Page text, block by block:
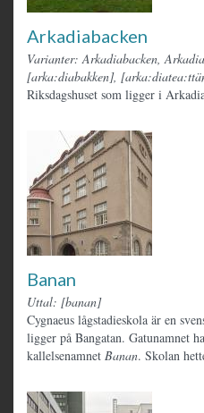
Arkadiabacken
Varianter: Arkadiabacken,
[arka:diabakken],
Riksdagshuset som ligger i
Banan
Uttal: [banan]
Cygnaeus lågstadieskola är en
ligger på Bangatan. Gatunamnet
kallelsenamnet Banan. Skolan